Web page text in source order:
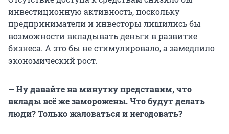
инвестиционную активность, поскольку
предприниматели и инвесторы лишились бы
возможности вкладывать деньги в развитие
бизнеса. А это бы не стимулировало, а замедлило
экономический рост.
— Ну давайте на минутку представим, что
вклады всё же заморожены. Что будут делать
люди? Только жаловаться и негодовать?